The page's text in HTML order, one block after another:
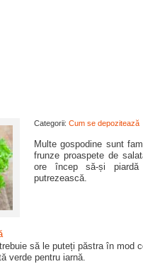
Categorii: Cum se depozitează
Multe gospodine sunt
frunze proaspete de
ore încep să-și
putrezească.
să le puteți păstra în mod
verde pentru iarnă.